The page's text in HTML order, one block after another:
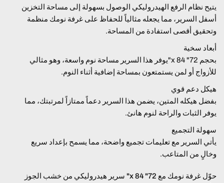
يتيح نظام الرفع الهيدروليكي الوصول بسهولة إلى مساحة التخزين
أسفل السرير، مما يجعله مثالياً للحفاظ على غرفة نومك منظمة
وتحقيق أقصى استفادة من المساحة.
أبعاد سخية
بحجم 72" x 84"يوفر هذا السرير مساحة نوم واسعة، وهو مثالي
للأزواج أو لمن يستمتعون بمساحة إضافية أثناء النوم.
هيكل دعم قوي
بفضل هيكله المتين، يضمن هذا السرير دعماً ممتازاً لمرتبتك، مما
يوفر الثبات والراحة لنوم هانئ.
سهولة التجميع
يأتي السرير مع تعليمات تجميع واضحة، مما يسمح بإعداد سريع
وخالٍ من المتاعب.
حوّل غرفة نومك مع
72" x 84" سرير هيدروليكي من خشب الجوز